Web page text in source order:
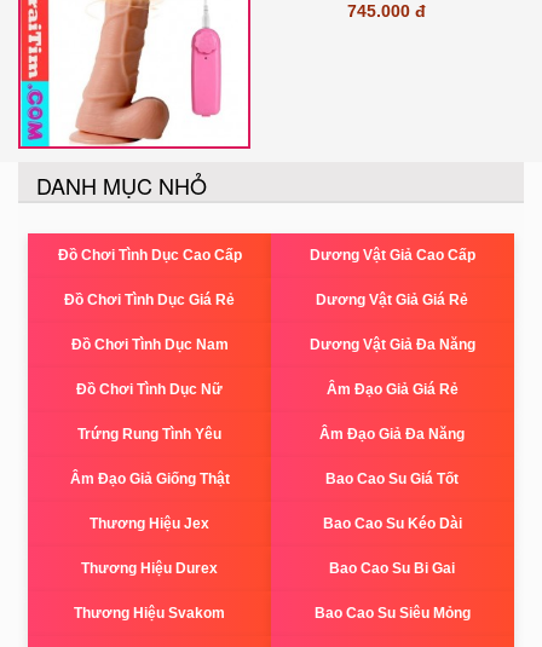
745.000 đ
DANH MỤC NHỎ
Đồ Chơi Tình Dục Cao Cấp Dương Vật Giả Cao Cấp
Đồ Chơi Tình Dục Giá Rẻ Dương Vật Giả Giá Rẻ
Đồ Chơi Tình Dục Nam Dương Vật Giả Đa Năng
Đồ Chơi Tình Dục Nữ Âm Đạo Giả Giá Rẻ
Trứng Rung Tình Yêu Âm Đạo Giả Đa Năng
Âm Đạo Giả Giống Thật Bao Cao Su Giá Tốt
Thương Hiệu Jex Bao Cao Su Kéo Dài
Thương Hiệu Durex Bao Cao Su Bi Gai
Thương Hiệu Svakom Bao Cao Su Siêu Mỏng